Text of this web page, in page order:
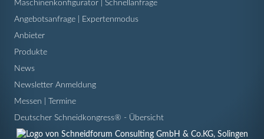
Maschinenkonfigurator | Schnellanfrage
Angebotsanfrage | Expertenmodus
Anbieter
Produkte
News
Newsletter Anmeldung
Messen | Termine
Deutscher Schneidkongress® - Übersicht